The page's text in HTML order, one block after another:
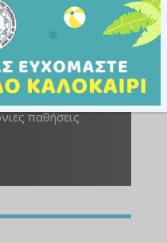
παθήσεις